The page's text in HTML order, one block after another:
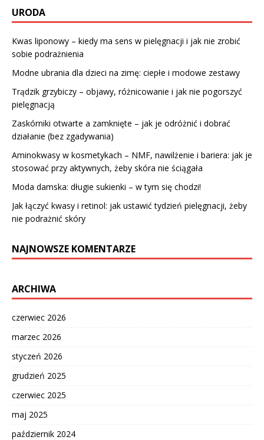
URODA
Kwas liponowy – kiedy ma sens w pielęgnacji i jak nie zrobić
sobie podrażnienia
Modne ubrania dla dzieci na zimę: ciepłe i modowe zestawy
Trądzik grzybiczy – objawy, różnicowanie i jak nie pogorszyć
pielęgnacją
Zaskórniki otwarte a zamknięte – jak je odróżnić i dobrać
działanie (bez zgadywania)
Aminokwasy w kosmetykach – NMF, nawilżenie i bariera: jak je
stosować przy aktywnych, żeby skóra nie ściągała
Moda damska: długie sukienki – w tym się chodzi!
Jak łączyć kwasy i retinol: jak ustawić tydzień pielęgnacji, żeby
nie podrażnić skóry
NAJNOWSZE KOMENTARZE
ARCHIWA
czerwiec 2026
marzec 2026
styczeń 2026
grudzień 2025
czerwiec 2025
maj 2025
październik 2024